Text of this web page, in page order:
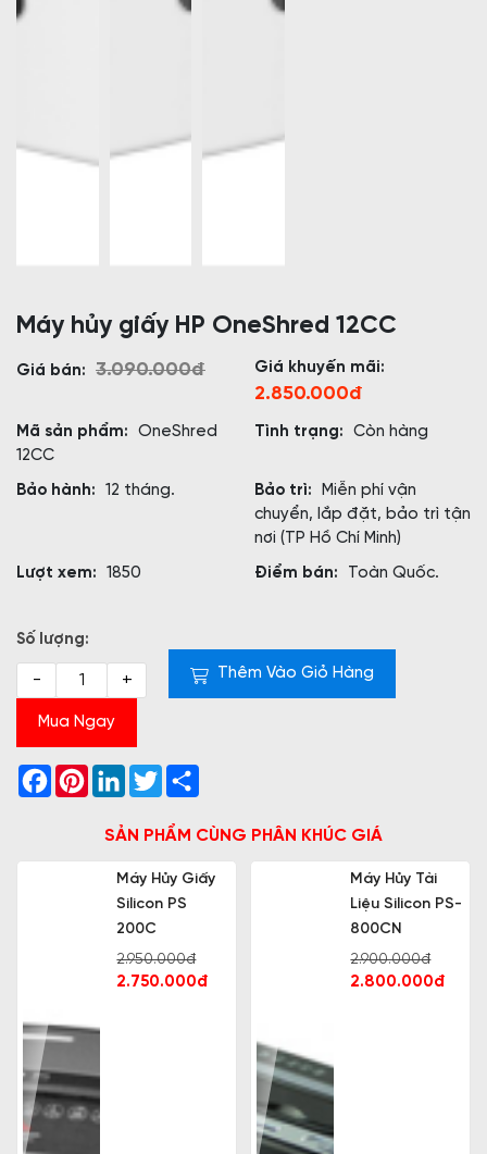
Máy hủy giấy HP OneShred 12CC
Giá bán: 3.090.000đ Giá khuyến mãi:
2.850.000đ
Mã sản phẩm:
OneShred
12CC
Tình trạng: Còn hàng
Bảo hành: 12 tháng. Bảo trì:
Miễn phí vận
chuyển, lắp đặt, bảo trì tận
nơi (TP Hồ Chí Minh)
Lượt xem:
1850 Điểm bán: Toàn Quốc.
Số lượng:
- + Thêm Vào Giỏ Hàng
Mua Ngay
Facebook
PinterestLinkedInTwitter
SẢN PHẨM CÙNG PHÂN KHÚC GIÁ
Máy Hủy Giấy
Silicon PS
200C
2.950.000đ
2.750.000đ
Máy Hủy Tài
Liệu Silicon PS-
800CN
2.900.000đ
2.800.000đ